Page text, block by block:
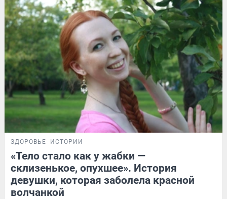
ЗДОРОВЬЕ ИСТОРИИ
«Тело стало как у жабки —
склизенькое, опухшее». История
девушки, которая заболела красной
волчанкой